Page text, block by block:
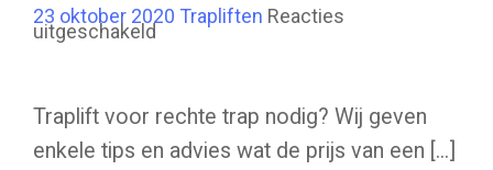
23 oktober 2020 Trapliften Reacties
uitgeschakeldvoor
Traplift voor rechte trap nodig? Wij geven
enkele tips en advies wat de prijs van een [...]